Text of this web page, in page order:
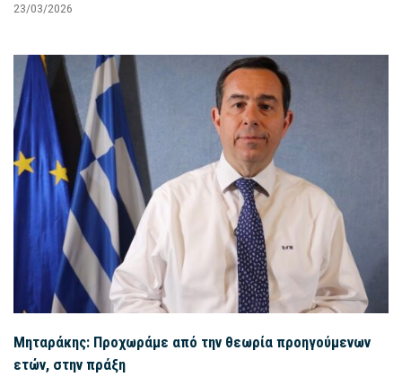
23/03/2026
Μηταράκης: Προχωράμε από την θεωρία προηγούμενων
ετών, στην πράξη